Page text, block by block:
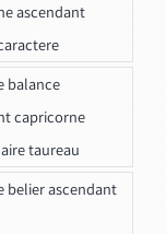
ascendant
balance
capricorne
taureau
belier ascendant